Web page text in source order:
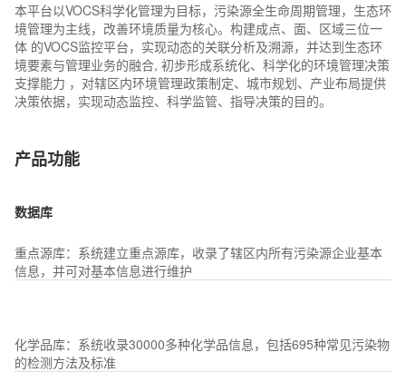
本平台以VOCS科学化管理为目标，污染源全生命周期管理，生态环
境管理为主线，改善环境质量为核心。构建成点、面、区域三位一
体 的VOCS监控平台，实现动态的关联分析及溯源，并达到生态环
境要素与管理业务的融合, 初步形成系统化、科学化的环境管理决策
支撑能力 ，对辖区内环境管理政策制定、城市规划、产业布局提供
决策依据，实现动态监控、科学监管、指导决策的目的。
产品功能
数据库
重点源库：系统建立重点源库，收录了辖区内所有污染源企业基本
信息，并可对基本信息进行维护
化学品库：系统收录30000多种化学品信息，包括695种常见污染物
的检测方法及标准